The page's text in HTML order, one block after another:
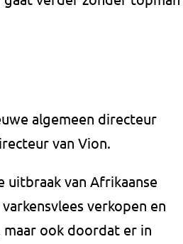
algemeen directeur
van Vion.
uitbraak van Afrikaanse
verkopen en
ook doordat er in